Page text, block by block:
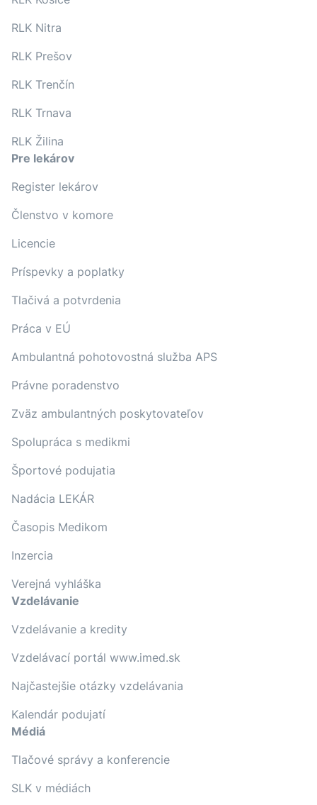
RLK Nitra
RLK Prešov
RLK Trenčín
RLK Trnava
RLK Žilina
Pre lekárov
Register lekárov
Členstvo v komore
Licencie
Príspevky a poplatky
Tlačivá a potvrdenia
Práca v EÚ
Ambulantná pohotovostná služba APS
Právne poradenstvo
Zväz ambulantných poskytovateľov
Spolupráca s medikmi
Športové podujatia
Nadácia LEKÁR
Časopis Medikom
Inzercia
Verejná vyhláška
Vzdelávanie
Vzdelávanie a kredity
Vzdelávací portál www.imed.sk
Najčastejšie otázky vzdelávania
Kalendár podujatí
Médiá
Tlačové správy a konferencie
SLK v médiách